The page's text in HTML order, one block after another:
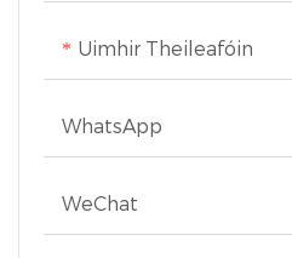
Uimhir Theileafóin
WhatsApp
WeChat